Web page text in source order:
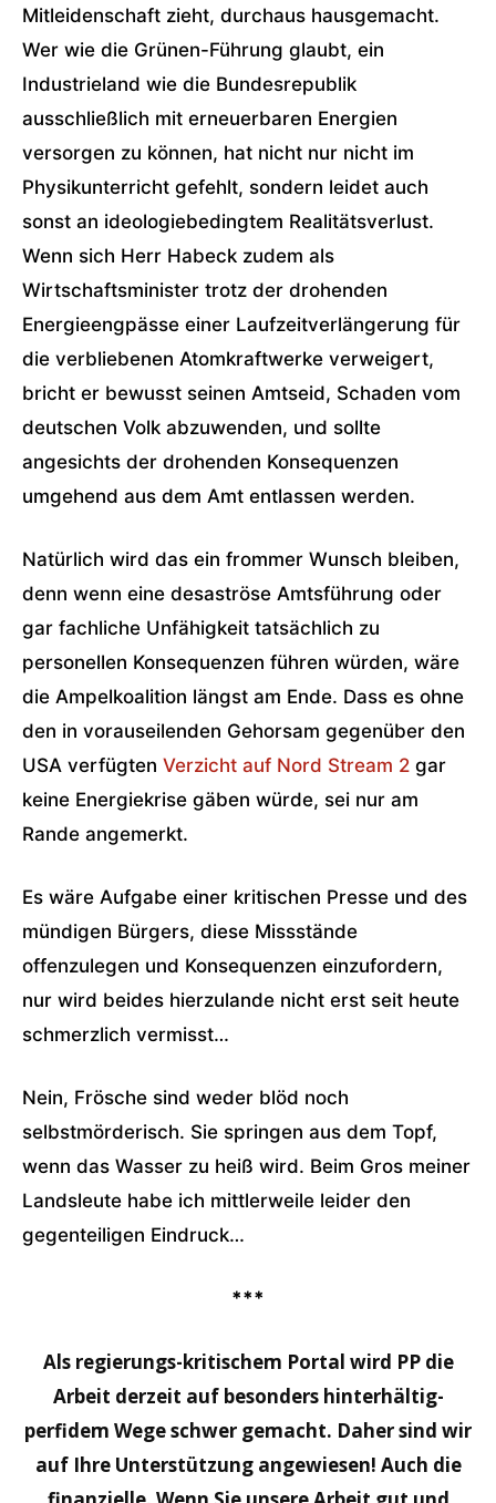
Mitleidenschaft zieht, durchaus hausgemacht.
Wer wie die Grünen-Führung glaubt, ein
Industrieland wie die Bundesrepublik
ausschließlich mit erneuerbaren Energien
versorgen zu können, hat nicht nur nicht im
Physikunterricht gefehlt, sondern leidet auch
sonst an ideologiebedingtem Realitätsverlust.
Wenn sich Herr Habeck zudem als
Wirtschaftsminister trotz der drohenden
Energieengpässe einer Laufzeitverlängerung für
die verbliebenen Atomkraftwerke verweigert,
bricht er bewusst seinen Amtseid, Schaden vom
deutschen Volk abzuwenden, und sollte
angesichts der drohenden Konsequenzen
umgehend aus dem Amt entlassen werden.
Natürlich wird das ein frommer Wunsch bleiben,
denn wenn eine desaströse Amtsführung oder
gar fachliche Unfähigkeit tatsächlich zu
personellen Konsequenzen führen würden, wäre
die Ampelkoalition längst am Ende. Dass es ohne
den in vorauseilenden Gehorsam gegenüber den
USA verfügten Verzicht auf Nord Stream 2 gar
keine Energiekrise gäben würde, sei nur am
Rande angemerkt.
Es wäre Aufgabe einer kritischen Presse und des
mündigen Bürgers, diese Missstände
offenzulegen und Konsequenzen einzufordern,
nur wird beides hierzulande nicht erst seit heute
schmerzlich vermisst…
Nein, Frösche sind weder blöd noch
selbstmörderisch. Sie springen aus dem Topf,
wenn das Wasser zu heiß wird. Beim Gros meiner
Landsleute habe ich mittlerweile leider den
gegenteiligen Eindruck…
***
Als regierungs-kritischem Portal wird PP die
Arbeit derzeit auf besonders hinterhältig-
perfidem Wege schwer gemacht. Daher sind wir
auf Ihre Unterstützung angewiesen! Auch die